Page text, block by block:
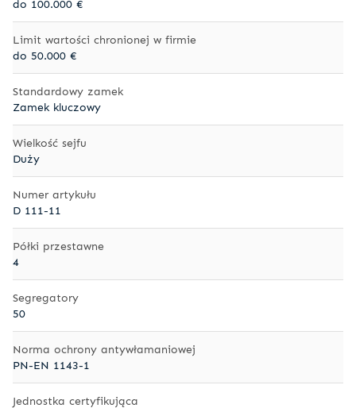
do 100.000 €
Limit wartości chronionej w firmie
do 50.000 €
Standardowy zamek
Zamek kluczowy
Wielkość sejfu
Duży
Numer artykułu
D 111-11
Półki przestawne
4
Segregatory
50
Norma ochrony antywłamaniowej
PN-EN 1143-1
Jednostka certyfikująca